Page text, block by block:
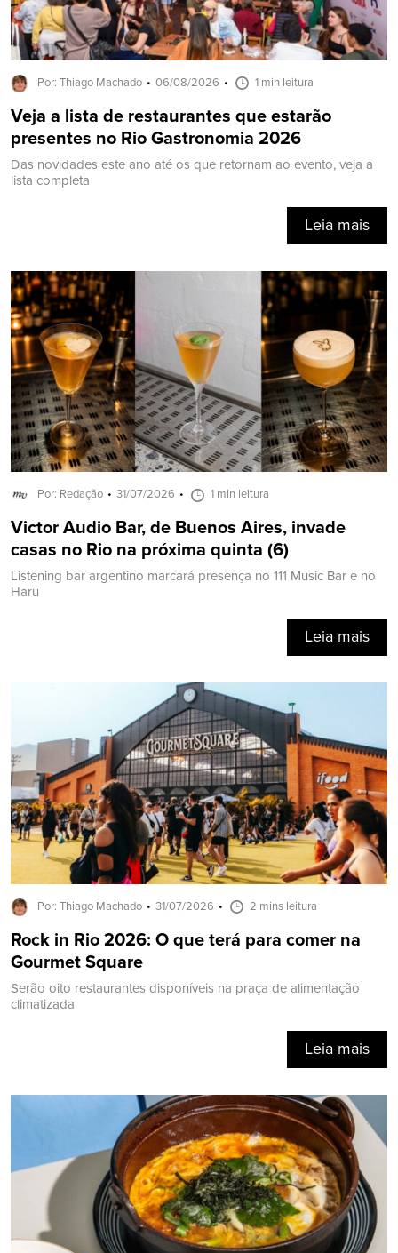
Por: Thiago Machado 06/08/2026 1 min leitura
Veja a lista de restaurantes que estarão
presentes no Rio Gastronomia 2026
Das novidades este ano até os que retornam ao evento, veja a
lista completa
Leia mais
Por: Redação 31/07/2026 1 min leitura
Victor Audio Bar, de Buenos Aires, invade
casas no Rio na próxima quinta (6)
Listening bar argentino marcará presença no 111 Music Bar e no
Haru
Leia mais
Por: Thiago Machado 31/07/2026 2 mins leitura
Rock in Rio 2026: O que terá para comer na
Gourmet Square
Serão oito restaurantes disponíveis na praça de alimentação
climatizada
Leia mais